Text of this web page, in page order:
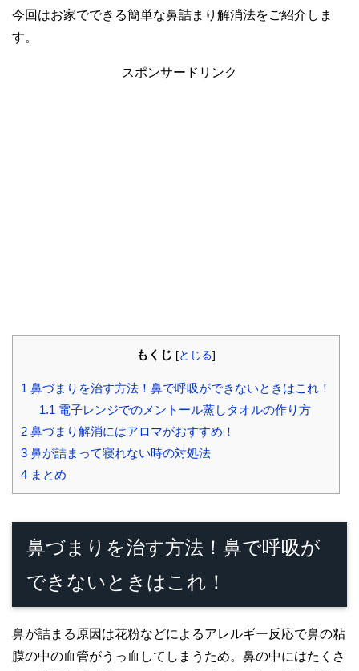
今回はお家でできる簡単な鼻詰まり解消法をご紹介しま
す。
スポンサードリンク
もくじ [とじる]
1 鼻づまりを治す方法！鼻で呼吸ができないときはこれ！
1.1電子レンジでのメントール蒸しタオルの作り方
2 鼻づまり解消にはアロマがおすすめ！
3 鼻が詰まって寝れない時の対処法
4 まとめ
鼻づまりを治す方法！鼻で呼吸が
できないときはこれ！
鼻が詰まる原因は花粉などによるアレルギー反応で鼻の粘
膜の中の血管がうっ血してしまうため。鼻の中にはたくさ